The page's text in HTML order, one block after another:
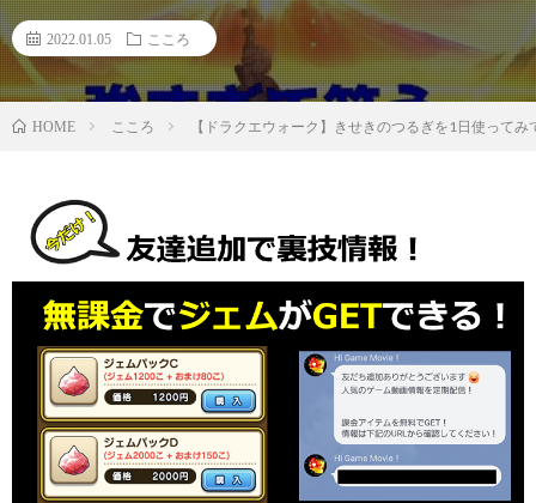
2022.01.05 こころ
HOME こころ 【ドラクエウォーク】きせきのつるぎを1日使ってみ